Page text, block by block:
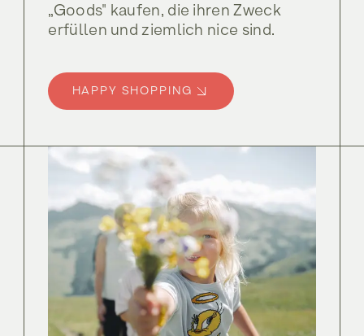
Shop
Shop
„Goods" kaufen, die ihren Zweck
erfüllen und ziemlich nice sind.
HAPPY SHOPPING